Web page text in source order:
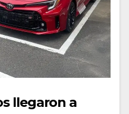
llegaron a